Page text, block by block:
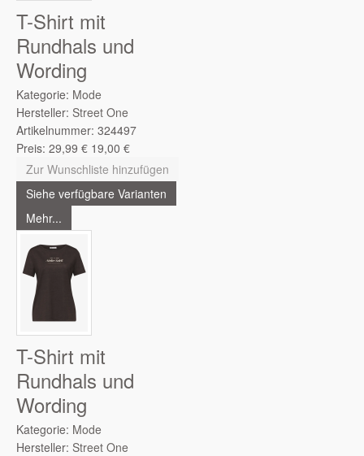
T-Shirt mit
Rundhals und
Wording
Kategorie: Mode
Hersteller: Street One
Artikelnummer: 324497
Preis: 29,99 € 19,00 €
Zur Wunschliste hinzufügen
Siehe verfügbare Varianten
Mehr...
T-Shirt mit
Rundhals und
Wording
Kategorie: Mode
Hersteller: Street One